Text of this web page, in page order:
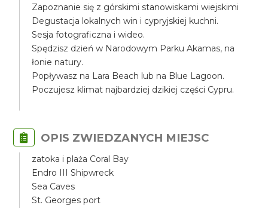
Zapoznanie się z górskimi stanowiskami wiejskimi
Degustacja lokalnych win i cypryjskiej kuchni.
Sesja fotograficzna i wideo.
Spędzisz dzień w Narodowym Parku Akamas, na
łonie natury.
Popływasz na Lara Beach lub na Blue Lagoon.
Poczujesz klimat najbardziej dzikiej części Cypru.
OPIS ZWIEDZANYCH MIEJSC
zatoka i plaża Coral Bay
Endro III Shipwreck
Sea Caves
St. Georges port